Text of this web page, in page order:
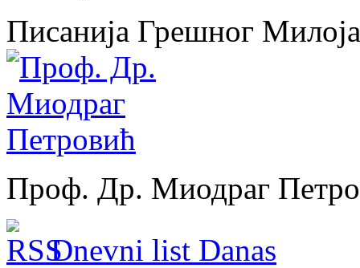
Писанија Грешног Милоја
Проф. Др. Миодраг
Dnevni list Danas